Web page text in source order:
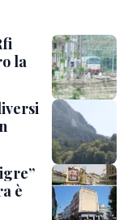
la
è